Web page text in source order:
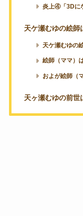
炎上④「3Dに
天ケ瀬むゆの絵師
天ケ瀬むゆの
絵師（ママ）
およが絵師（
天ヶ瀬むゆの前世